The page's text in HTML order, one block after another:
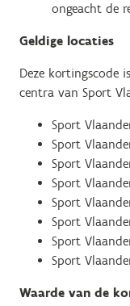
ongeacht de
Geldige locaties
Deze kortingscode
centra van Sport
Sport
Sport
Sport
Sport
Sport
Sport
Sport
Sport
Waarde van de